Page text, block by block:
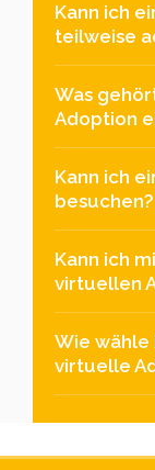
Kann ich
teilweise
Was
Adoption
Kann ich
besuchen?
Kann ich
virtuellen
Wie wähle
virtuelle